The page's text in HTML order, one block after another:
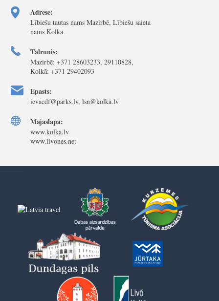
Adrese:
Lībiešu tautas nams Mazirbē, Lībiešu saieta
nams Kolkā
Tālrunis:
Mazirbē: +371 28603233, 29110828,
Kolkā: +371 29402093
Epasts:
ievacdf@parks.lv, lsn@kolka.lv
Mājaslapa:
www.kolka.lv
www.livones.net